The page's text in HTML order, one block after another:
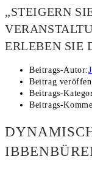
„STEIGERN
ERLEBEN SIE
Beitrags-Autor:
Beitrag
Beitrags-
Beitrags-